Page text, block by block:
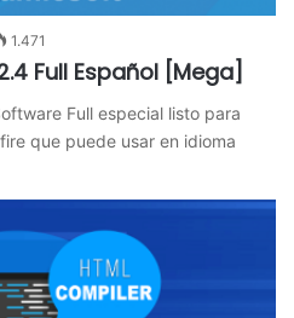
1.471
Full Español [Mega]
Full especial listo para
que puede usar en idioma